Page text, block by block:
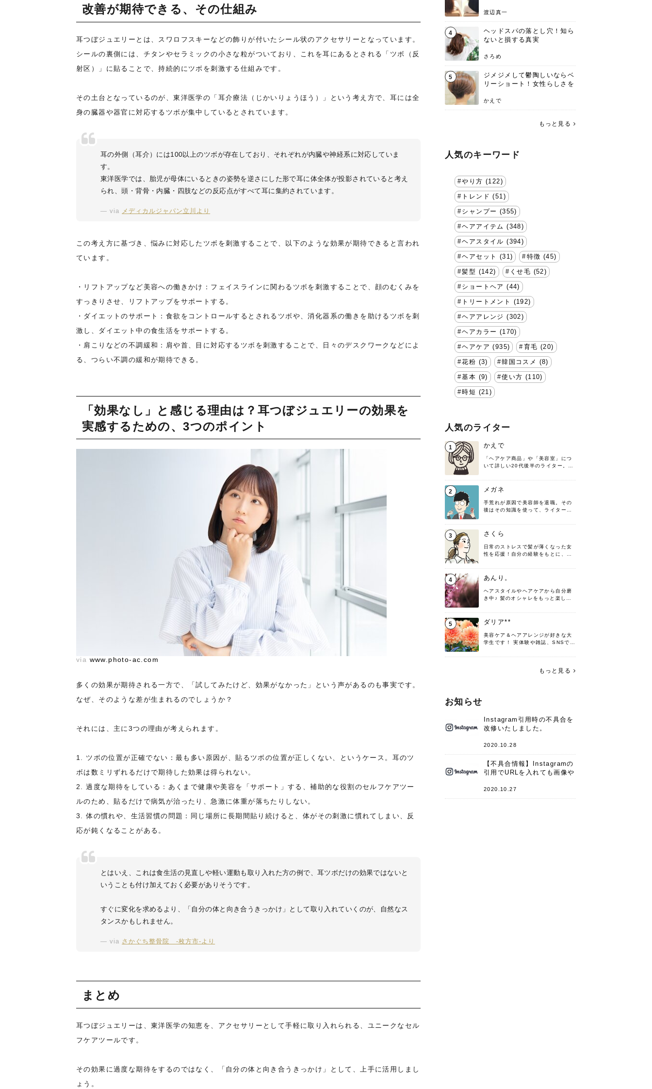
改善が期待できる、その仕組み
耳つぼジュエリーとは、スワロフスキーなどの飾りが付いたシール状のアクセサリーとなっています。
シールの裏側には、チタンやセラミックの小さな粒がついており、これを耳にあるとされる「ツボ（反
射区）」に貼ることで、持続的にツボを刺激する仕組みです。
その土台となっているのが、東洋医学の「耳介療法（じかいりょうほう）」という考え方で、耳には全
身の臓器や器官に対応するツボが集中しているとされています。
耳の外側（耳介）には100以上のツボが存在しており、それぞれが内臓や神経系に対応していま
す。
東洋医学では、胎児が母体にいるときの姿勢を逆さにした形で耳に体全体が投影されていると考え
られ、頭・背骨・内臓・四肢などの反応点がすべて耳に集約されています。
via メディカルジャパン立川より
この考え方に基づき、悩みに対応したツボを刺激することで、以下のような効果が期待できると言われ
ています。
・リフトアップなど美容への働きかけ：フェイスラインに関わるツボを刺激することで、顔のむくみを
すっきりさせ、リフトアップをサポートする。
・ダイエットのサポート：食欲をコントロールするとされるツボや、消化器系の働きを助けるツボを刺
激し、ダイエット中の食生活をサポートする。
・肩こりなどの不調緩和：肩や首、目に対応するツボを刺激することで、日々のデスクワークなどによ
る、つらい不調の緩和が期待できる。
「効果なし」と感じる理由は？耳つぼジュエリーの効果を
実感するための、3つのポイント
via www.photo-ac.com
多くの効果が期待される一方で、「試してみたけど、効果がなかった」という声があるのも事実です。
なぜ、そのような差が生まれるのでしょうか？
それには、主に3つの理由が考えられます。
1. ツボの位置が正確でない：最も多い原因が、貼るツボの位置が正しくない、というケース。耳のツ
ボは数ミリずれるだけで期待した効果は得られない。
2. 過度な期待をしている：あくまで健康や美容を「サポート」する、補助的な役割のセルフケアツー
ルのため、貼るだけで病気が治ったり、急激に体重が落ちたりしない。
3. 体の慣れや、生活習慣の問題：同じ場所に長期間貼り続けると、体がその刺激に慣れてしまい、反
応が鈍くなることがある。
とはいえ、これは食生活の見直しや軽い運動も取り入れた方の例で、耳ツボだけの効果ではないと
いうことも付け加えておく必要がありそうです。
すぐに変化を求めるより、「自分の体と向き合うきっかけ」として取り入れていくのが、自然なス
タンスかもしれません。
via さかぐち整骨院 -枚方市-より
まとめ
耳つぼジュエリーは、東洋医学の知恵を、アクセサリーとして手軽に取り入れられる、ユニークなセル
フケアツールです。
その効果に過度な期待をするのではなく、「自分の体と向き合うきっかけ」として、上手に活用しまし
ょう。
渡辺真一
4
ヘッドスパの落とし穴！知ら
ないと損する真実
さろめ
5
ジメジメして鬱陶しいならベ
リーショート！女性らしさを
かえで
もっと見る
人気のキーワード
やり方 (122)
トレンド (51)
シャンプー (355)
ヘアアイテム (348)
ヘアスタイル (394)
ヘアセット (31) 特徴 (45)
髪型 (142) くせ毛 (52)
ショートヘア (44)
トリートメント (192)
ヘアアレンジ (302)
ヘアカラー (170)
ヘアケア (935) 育毛 (20)
花粉 (3) 韓国コスメ (8)
基本 (9) 使い方 (110)
時短 (21)
人気のライター
1 かえで
「ヘアケア商品」や「美容室」につ
いて詳しい20代後半のライター。楽
す！
2 メガネ
手荒れが原因で美容師を退職。その
後はその知識を使って、ライターと
髪の知識をわかりやすく紹介しま
す！
3 さくら
日常のストレスで髪が薄くなった女
性を応援！自分の経験をもとに、執
4 あんり。
ヘアスタイルやヘアケアから自分磨
き中♪ 髪のオシャレをもっと楽しめ
♡ 役立つ情報をお届けできるように
頑張ります！よろしくお願いしま
5 ダリア**
美容ケア＆ヘアアレンジが好きな大
学生です！ 実体験や雑誌、SNSで知
す。 これからよろしくお願いします
もっと見る
お知らせ
Instagram引用時の不具合を
改修いたしました。
2020.10.28
【不具合情報】Instagramの
引用でURLを入れても画像や
件
2020.10.27